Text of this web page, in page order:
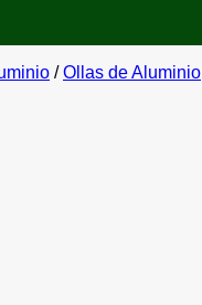
/ Ollas de Aluminio